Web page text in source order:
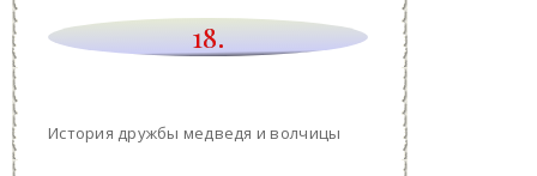
18.
История дружбы медведя и волчицы